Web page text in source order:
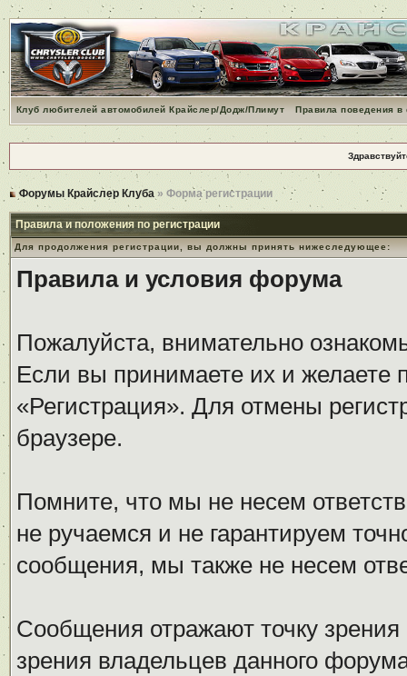
Клуб любителей автомобилей Крайслер/Додж/Плимут Правила поведения
Форумы Крайслер Клуба » Форма регистрации
Правила и положения по регистрации
Для продолжения регистрации, вы должны принять нижеследующее:
Правила и условия форума
Пожалуйста, внимательно
Если вы принимаете их и желаете
«Регистрация». Для отмены
браузере.
Помните, что мы не несем
не ручаемся и не гарантируем
сообщения, мы также не несем
Сообщения отражают точку
зрения владельцев данного